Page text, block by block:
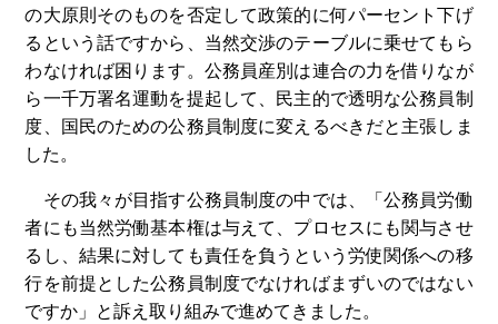
の大原則そのものを否定して政策的に何パーセント下げ
るという話ですから、当然交渉のテーブルに乗せてもら
わなければ困ります。公務員産別は連合の力を借りなが
ら一千万署名運動を提起して、民主的で透明な公務員制
度、国民のための公務員制度に変えるべきだと主張しま
した。
その我々が目指す公務員制度の中では、「公務員労働
者にも当然労働基本権は与えて、プロセスにも関与させ
るし、結果に対しても責任を負うという労使関係への移
行を前提とした公務員制度でなければまずいのではない
ですか」と訴え取り組みで進めてきました。